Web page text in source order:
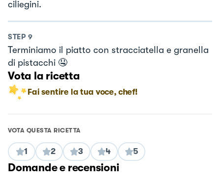
ciliegini.
STEP 9
Terminiamo il piatto con stracciatella e granella
di pistacchi 🤤
Vota la ricetta
Fai sentire la tua voce, chef!
VOTA QUESTA RICETTA
1 2 3 4 5
Domande e recensioni